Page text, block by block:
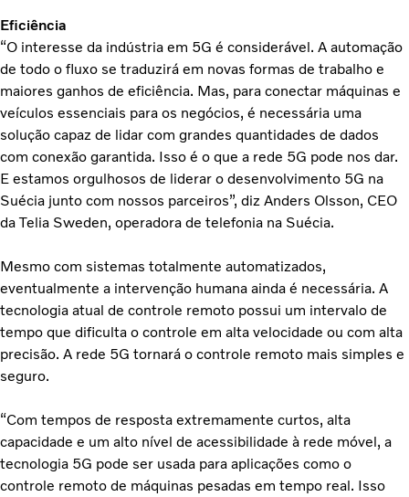
Eficiência
“O interesse da indústria em 5G é considerável. A automação
de todo o fluxo se traduzirá em novas formas de trabalho e
maiores ganhos de eficiência. Mas, para conectar máquinas e
veículos essenciais para os negócios, é necessária uma
solução capaz de lidar com grandes quantidades de dados
com conexão garantida. Isso é o que a rede 5G pode nos dar.
E estamos orgulhosos de liderar o desenvolvimento 5G na
Suécia junto com nossos parceiros”, diz Anders Olsson, CEO
da Telia Sweden, operadora de telefonia na Suécia.
Mesmo com sistemas totalmente automatizados,
eventualmente a intervenção humana ainda é necessária. A
tecnologia atual de controle remoto possui um intervalo de
tempo que dificulta o controle em alta velocidade ou com alta
precisão. A rede 5G tornará o controle remoto mais simples e
seguro.
“Com tempos de resposta extremamente curtos, alta
capacidade e um alto nível de acessibilidade à rede móvel, a
tecnologia 5G pode ser usada para aplicações como o
controle remoto de máquinas pesadas em tempo real. Isso